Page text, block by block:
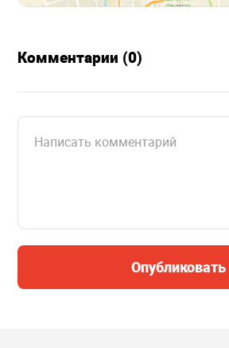
Комментарии (0)
Опубликовать